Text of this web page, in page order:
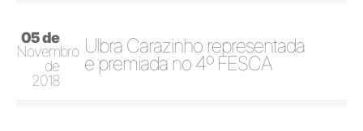
05 de
Novembro
de
2018
Ulbra Carazinho representada
e premiada no 4º FESCA